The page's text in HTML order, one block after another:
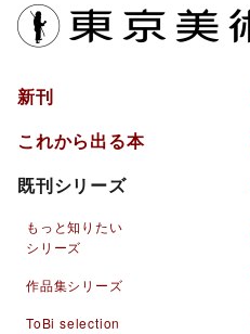
新刊
これから出る本
既刊シリーズ
もっと知りたい
シリーズ
作品集シリーズ
ToBi selection